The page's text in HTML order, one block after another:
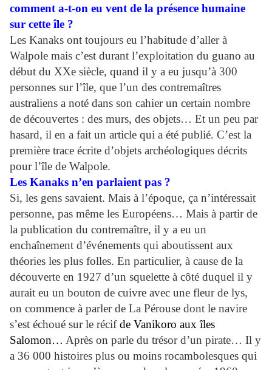
comment a-t-on eu vent de la présence humaine
sur cette île ?
Les Kanaks ont toujours eu l’habitude d’aller à
Walpole mais c’est durant l’exploitation du guano au
début du XXe siècle, quand il y a eu jusqu’à 300
personnes sur l’île, que l’un des contremaîtres
australiens a noté dans son cahier un certain nombre
de découvertes : des murs, des objets… Et un peu par
hasard, il en a fait un article qui a été publié. C’est la
première trace écrite d’objets archéologiques décrits
pour l’île de Walpole.
Les Kanaks n’en parlaient pas ?
Si, les gens savaient. Mais à l’époque, ça n’intéressait
personne, pas même les Européens… Mais à partir de
la publication du contremaître, il y a eu un
enchaînement d’événements qui aboutissent aux
théories les plus folles. En particulier, à cause de la
découverte en 1927 d’un squelette à côté duquel il y
aurait eu un bouton de cuivre avec une fleur de lys,
on commence à parler de La Pérouse dont le navire
s’est échoué sur le récifde Vanikoro auxîles
Salomon… Après on parle du trésor d’un pirate… Il y
a 36 000 histoires plus ou moins rocambolesques qui